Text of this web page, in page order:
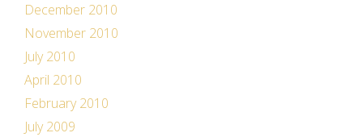
December 2010
November 2010
July 2010
April 2010
February 2010
July 2009